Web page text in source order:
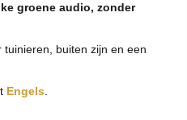
groene audio, zonder
buiten zijn en een
Engels